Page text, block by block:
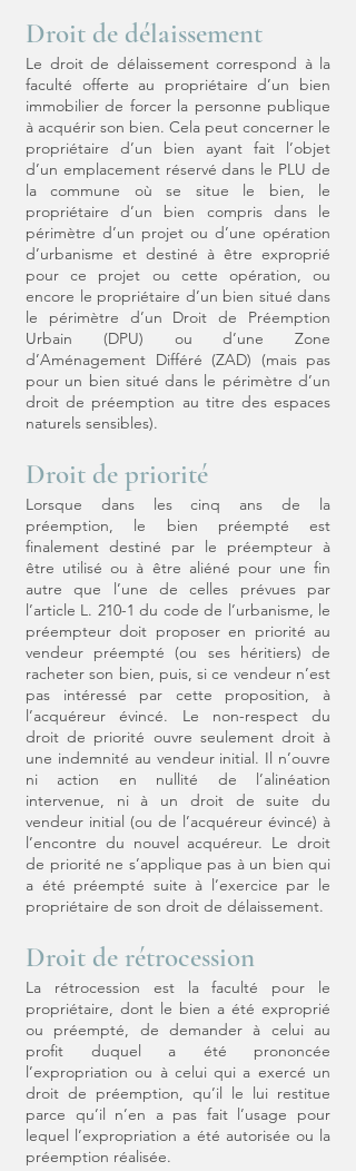
Droit de délaissement
Le droit de délaissement correspond à la
faculté offerte au propriétaire d’un bien
immobilier de forcer la personne publique
à acquérir son bien. Cela peut concerner le
propriétaire d’un bien ayant fait l’objet
d’un emplacement réservé dans le PLU de
la commune où se situe le bien, le
propriétaire d’un bien compris dans le
périmètre d’un projet ou d’une opération
d’urbanisme et destiné à être exproprié
pour ce projet ou cette opération, ou
encore le propriétaire d’un bien situé dans
le périmètre d’un Droit de Préemption
Urbain (DPU) ou d’une Zone
d’Aménagement Différé (ZAD) (mais pas
pour un bien situé dans le périmètre d’un
droit de préemption au titre des espaces
naturels sensibles).
Droit de priorité
Lorsque dans les cinq ans de la
préemption, le bien préempté est
finalement destiné par le préempteur à
être utilisé ou à être aliéné pour une fin
autre que l’une de celles prévues par
l’article L. 210-1 du code de l’urbanisme, le
préempteur doit proposer en priorité au
vendeur préempté (ou ses héritiers) de
racheter son bien, puis, si ce vendeur n’est
pas intéressé par cette proposition, à
l’acquéreur évincé. Le non-respect du
droit de priorité ouvre seulement droit à
une indemnité au vendeur initial. Il n’ouvre
ni action en nullité de l’alinéation
intervenue, ni à un droit de suite du
vendeur initial (ou de l’acquéreur évincé) à
l’encontre du nouvel acquéreur. Le droit
de priorité ne s’applique pas à un bien qui
a été préempté suite à l’exercice par le
propriétaire de son droit de délaissement.
Droit de rétrocession
La rétrocession est la faculté pour le
propriétaire, dont le bien a été exproprié
ou préempté, de demander à celui au
profit duquel a été prononcée
l’expropriation ou à celui qui a exercé un
droit de préemption, qu’il le lui restitue
parce qu’il n’en a pas fait l’usage pour
lequel l’expropriation a été autorisée ou la
préemption réalisée.